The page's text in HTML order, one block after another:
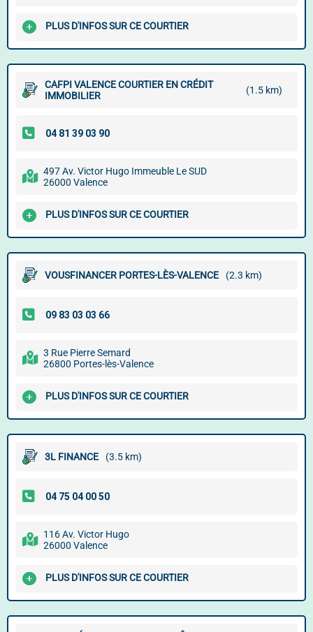
PLUS D'INFOS SUR CE COURTIER
CAFPI VALENCE COURTIER EN CRÉDIT
IMMOBILIER
(1.5 km)
497 Av. Victor Hugo Immeuble Le SUD
26000 Valence
PLUS D'INFOS SUR CE COURTIER
VOUSFINANCER PORTES-LÈS-VALENCE (2.3 km)
3 Rue Pierre Semard
26800 Portes-lès-Valence
PLUS D'INFOS SUR CE COURTIER
3L FINANCE (3.5 km)
116 Av. Victor Hugo
26000 Valence
PLUS D'INFOS SUR CE COURTIER